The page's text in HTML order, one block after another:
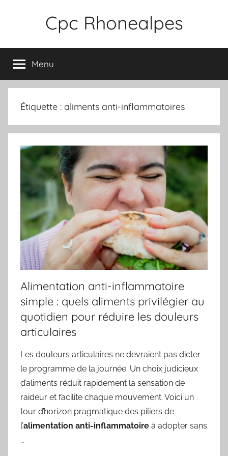
Cpc Rhonealpes
Menu
Étiquette : aliments anti-inflammatoires
Alimentation anti-inflammatoire
simple : quels aliments privilégier au
quotidien pour réduire les douleurs
articulaires
Les douleurs articulaires ne devraient pas dicter
le programme de la journée. Un choix judicieux
d’aliments réduit rapidement la sensation de
raideur et facilite chaque mouvement. Voici un
tour d’horizon pragmatique des piliers de
l’alimentation anti-inflammatoire à adopter sans
…